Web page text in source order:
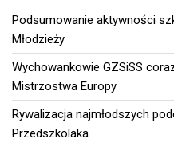
Podsumowanie aktywności
Młodzieży
Wychowankowie GZSiSS
Mistrzostwa Europy
Rywalizacja najmłodszych
Przedszkolaka